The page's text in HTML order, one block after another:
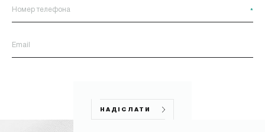
*
НАДІСЛАТИ